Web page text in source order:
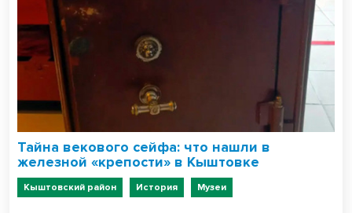
Тайна векового сейфа: что нашли в
железной «крепости» в Кыштовке
Кыштовский район История Музеи